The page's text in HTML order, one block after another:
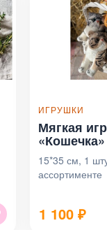
ИГРУШКИ
Мягкая
«Кошечка»
15*35 см, 1
ассортименте
1 100 ₽